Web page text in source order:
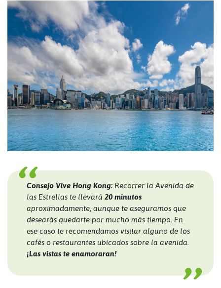
Consejo Vive Hong Kong: Recorrer la Avenida de
las Estrellas te llevará 20 minutos
aproximadamente, aunque te aseguramos que
desearás quedarte por mucho más tiempo. En
ese caso te recomendamos visitar alguno de los
cafés o restaurantes ubicados sobre la avenida.
¡Las vistas te enamoraran!